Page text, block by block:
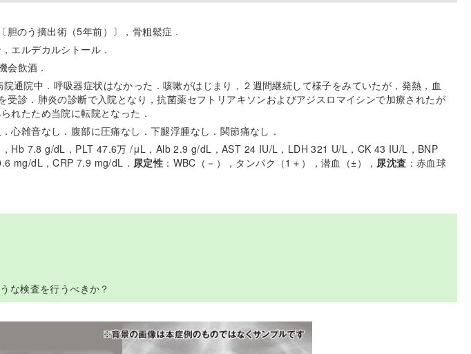
胆のう摘出術（5年前）〕，骨粗鬆症．
エルデカルシトール．
会飲酒．
通院中．呼吸器症状はなかった．咳嗽がはじまり，２週間継続して様子をみていたが，発熱，血
受診．肺炎の診断で入院となり，抗菌薬セフトリアキソンおよびアジスロマイシンで加療されたが
れたため当院に転院となった．
心雑音なし．腹部に圧痛なし．下腿浮腫なし．関節痛なし．
Hb 7.8 g/dL，PLT 47.6万 /μL，Alb 2.9 g/dL，AST 24 IU/L，LDH 321 U/L，CK 43 IU/L，BNP
mg/dL，CRP 7.9 mg/dL． 尿定性 ：WBC（－），タンパク（1＋），潜血（±）， 尿沈査 ：赤血球
な検査を行うべきか？